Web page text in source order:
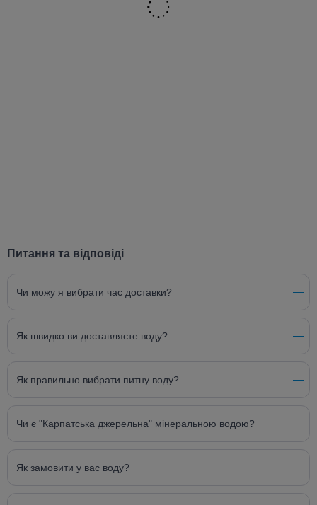
Питання та відповіді
Чи можу я вибрати час доставки?
Як швидко ви доставляєте воду?
Як правильно вибрати питну воду?
Чи є "Карпатська джерельна" мінеральною водою?
Як замовити у вас воду?